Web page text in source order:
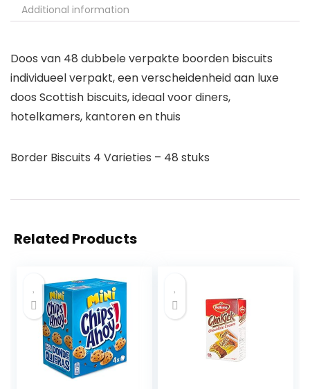
Additional information
Doos van 48 dubbele verpakte boorden biscuits
individueel verpakt, een verscheidenheid aan luxe
doos Scottish biscuits, ideaal voor diners,
hotelkamers, kantoren en thuis
Border Biscuits 4 Varieties – 48 stuks
Related Products